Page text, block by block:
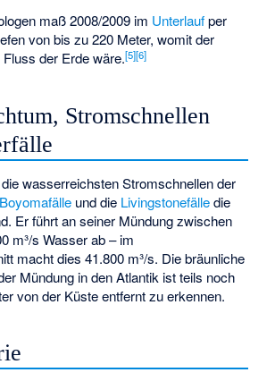
maß 2008/2009 im Unterlaufper
von bis zu 220 Meter, womit der
der Erde wäre.[5][6]
Stromschnellen
wasserreichsten Stromschnellen der
Boyomafälle und die Livingstonefälledie
Er führt an seiner Mündung zwischen
m³/s Wasser ab – im
macht dies 41.800 m³/s. Die bräunliche
Mündung in den Atlantik ist teils noch
von der Küste entfernt zu erkennen.